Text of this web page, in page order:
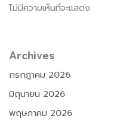
ไม่มีความเห็นที่จะแสดง
Archives
กรกฎาคม 2026
มิถุนายน 2026
พฤษภาคม 2026